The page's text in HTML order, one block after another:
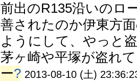
前出のR135沿いのロ
善されたのか伊東方
ようにして、やっと
茅ヶ崎や平塚が盗れ
ー? 2013-08-10 (土)